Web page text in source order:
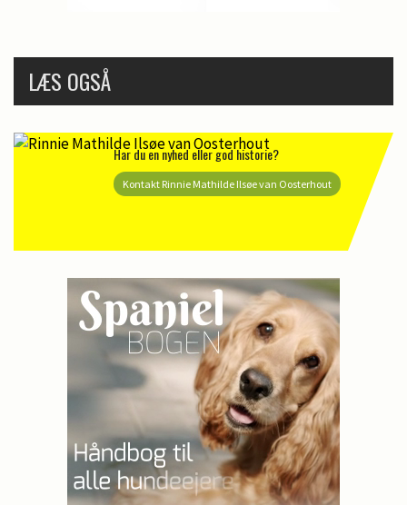
LÆS OGSÅ
Har du en nyhed eller god historie?
Kontakt Rinnie Mathilde Ilsøe van Oosterhout